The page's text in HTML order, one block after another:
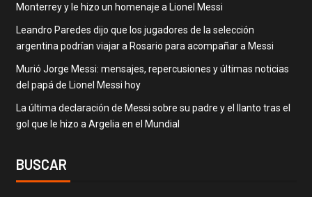
Monterrey y le hizo un homenaje a Lionel Messi
Leandro Paredes dijo que los jugadores de la selección
argentina podrían viajar a Rosario para acompañar a Messi
Murió Jorge Messi: mensajes, repercusiones y últimas noticias
del papá de Lionel Messi hoy
La última declaración de Messi sobre su padre y el llanto tras el
gol que le hizo a Argelia en el Mundial
BUSCAR